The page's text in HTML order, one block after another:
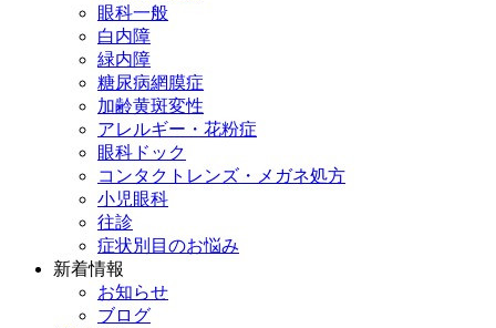
眼科一般
白内障
緑内障
糖尿病網膜症
加齢黄斑変性
アレルギー・花粉症
眼科ドック
コンタクトレンズ・メガネ処方
小児眼科
往診
症状別目のお悩み
新着情報
お知らせ
ブログ